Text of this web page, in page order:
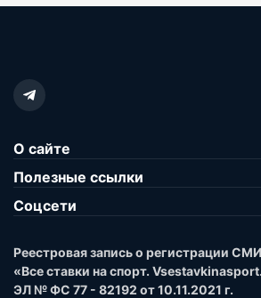
О сайте
Полезные ссылки
Соцсети
Реестровая запись о регистрации СМИ
«Все ставки на спорт.
ЭЛ № ФС 77 - 82192 от 10.11.2021 г.